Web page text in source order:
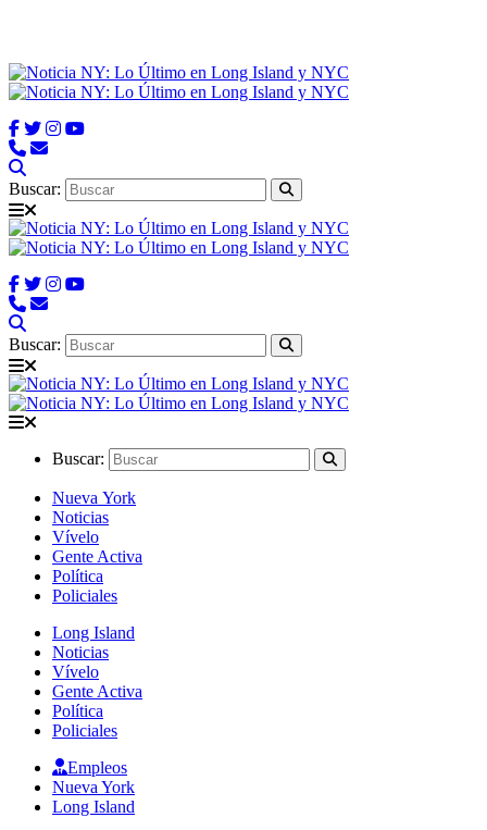
Buscar:
Buscar:
Buscar:
Nueva York
Noticias
Vívelo
Gente Activa
Política
Policiales
Long Island
Noticias
Vívelo
Gente Activa
Política
Policiales
Empleos
Nueva York
Long Island